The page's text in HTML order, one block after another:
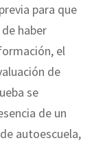
para que
haber
el
de
se
de un
autoescuela,